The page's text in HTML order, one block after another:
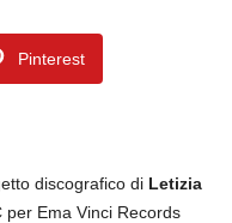
Pinterest
discografico di Letizia
per Ema Vinci Records